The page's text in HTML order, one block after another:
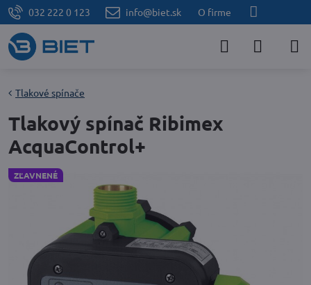
032 222 0 123 info@biet.sk O firme
ZĽAVNENÉ
Tlakové spínače
Tlakový spínač Ribimex
AcquaControl+